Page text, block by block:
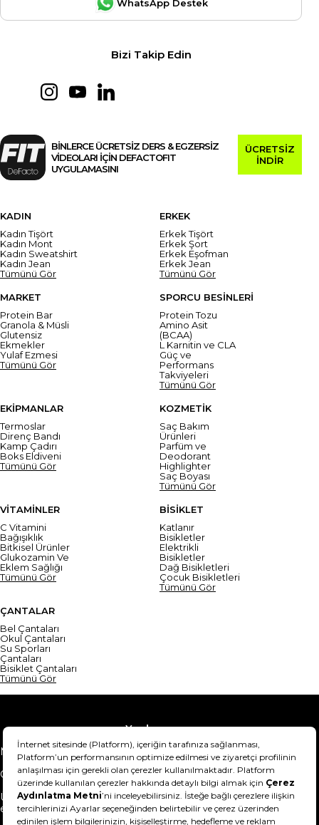
WhatsApp Destek
Bizi Takip Edin
BİNLERCE ÜCRETSİZ DERS & EGZERSİZ
VİDEOLARI İÇİN DEFACTOFIT
UYGULAMASINI
ÜCRETSİZ
İNDİR
KADIN
Kadın Tişört
Kadın Mont
Kadın Sweatshirt
Kadın Jean
Tümünü Gör
ERKEK
Erkek Tişört
Erkek Şort
Erkek Eşofman
Erkek Jean
Tümünü Gör
MARKET
Protein Bar
Granola & Müsli
Glutensiz
Ekmekler
Yulaf Ezmesi
Tümünü Gör
SPORCU BESİNLERİ
Protein Tozu
Amino Asit
(BCAA)
L Karnitin ve CLA
Güç ve
Performans
Takviyeleri
Tümünü Gör
EKİPMANLAR
Termoslar
Direnç Bandı
Kamp Çadırı
Boks Eldiveni
Tümünü Gör
KOZMETİK
Saç Bakım
Ürünleri
Parfüm ve
Deodorant
Highlighter
Saç Boyası
Tümünü Gör
VİTAMİNLER
C Vitamini
Bağışıklık
Bitkisel Ürünler
Glukozamin Ve
Eklem Sağlığı
Tümünü Gör
BİSİKLET
Katlanır
Bisikletler
Elektrikli
Bisikletler
Dağ Bisikletleri
Çocuk Bisikletleri
Tümünü Gör
ÇANTALAR
Bel Çantaları
Okul Çantaları
Su Sporları
Çantaları
Bisiklet Çantaları
Tümünü Gör
Yardım
Mesafeli Satış Sözleşmesi
Teslimat Bilgisi
Gizlilik Sözleşmesi
Şartlar & Koşullar
Ürünümü nasıl iade
edebilirim?
Hakkımızda